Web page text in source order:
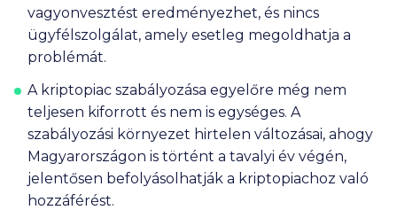
vagyonvesztést eredményezhet, és nincs
ügyfélszolgálat, amely esetleg megoldhatja a
problémát.
A kriptopiac szabályozása egyelőre még nem
teljesen kiforrott és nem is egységes. A
szabályozási környezet hirtelen változásai, ahogy
Magyarországon is történt a tavalyi év végén,
jelentősen befolyásolhatják a kriptopiachoz való
hozzáférést.